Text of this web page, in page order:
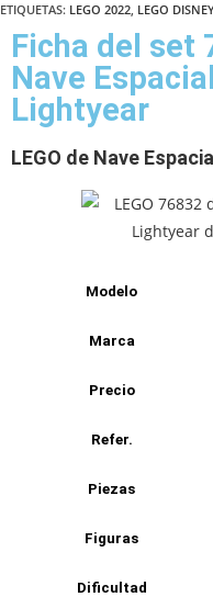
ETIQUETAS: LEGO 2022, LEGO
Ficha del set
Nave
Lightyear
LEGO de Nave
Modelo
Marca
Precio
Refer.
Piezas
Figuras
Dificultad